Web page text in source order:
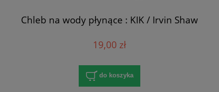
Chleb na wody płynące : KIK / Irvin Shaw
19,00 zł
do koszyka